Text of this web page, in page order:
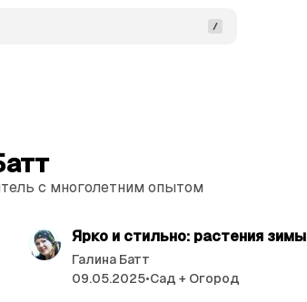
с многолетним опытом
Ярко и стильно: растения зимы
Галина Батт
09.05.2025•Сад + Огород